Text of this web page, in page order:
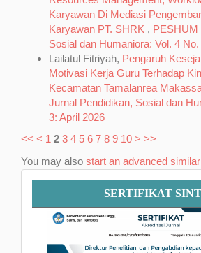
Karyawan Di Mediasi
Karyawan PT. SHRK , PESHUM
Sosial dan Humaniora: Vol. 4
Lailatul Fitriyah, Pengaruh
Motivasi Kerja Guru Terhadap
Kecamatan Tamalanrea
Jurnal Pendidikan, Sosial dan
3: April 2026
<< < 1 2 3 4 5 6 7 8 9 10 > >>
You may also start an advanced
Sertifikat
SINTA
SERTIFIKAT